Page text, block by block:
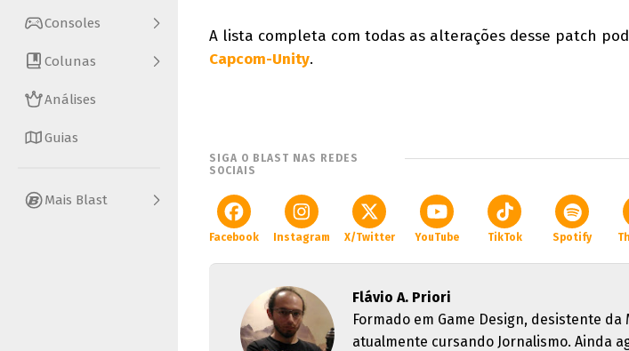
Consoles
Colunas
Análises
Guias
Mais Blast
A lista completa com todas as alterações desse patch
Capcom-Unity.
SIGA O BLAST NAS REDES
SOCIAIS
Facebook Instagram X/Twitter YouTube TikTok Spotify
Flávio A. Priori
Formado em Game Design, desistente da
atualmente cursando Jornalismo. Ainda